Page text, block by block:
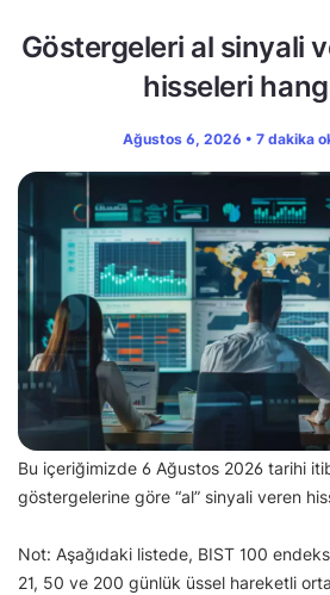
Göstergeleri al sinyali
hisseleri
Ağustos 6, 2026 • 7 dakika
Bu içeriğimizde 6 Ağustos 2026 tarihi
göstergelerine göre “al” sinyali veren
Not: Aşağıdaki listede, BIST 100
21, 50 ve 200 günlük üssel hareketli